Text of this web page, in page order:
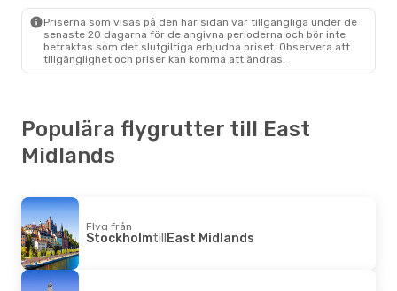
Priserna som visas på den här sidan var tillgängliga under de
senaste 20 dagarna för de angivna perioderna och bör inte
betraktas som det slutgiltiga erbjudna priset. Observera att
tillgänglighet och priser kan komma att ändras.
Populära flygrutter till East
Midlands
Flyg från
StockholmtillEast Midlands